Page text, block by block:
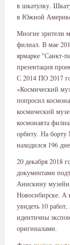
в шкатулку.
в Южной
Многие зрители
филиал. В мае
ярмарке "Санкт-
презентация
С 2014 ПО 2017
«Космический
попросил
космический
космонавта
орбиту. На
находился 196
20 декабря 2018
документами
Анискину
Новосибирске. А
увидеть 10
идентичны
оригиналами.